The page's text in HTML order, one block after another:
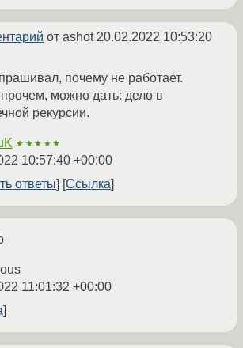
от ashot20.02.2022 10:53:20
почему не работает.
можно дать: дело в
рекурсии.
★★★★★
10:57:40 +00:00
ответы
Ссылка
11:01:32 +00:00